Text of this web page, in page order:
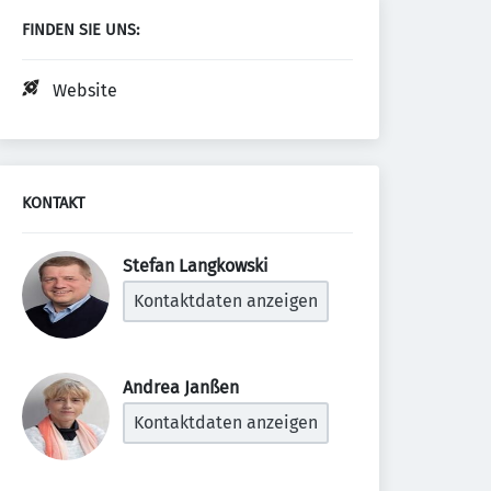
FINDEN SIE UNS:
Website
KONTAKT
Stefan Langkowski
Kontaktdaten anzeigen
Andrea Janßen
Kontaktdaten anzeigen